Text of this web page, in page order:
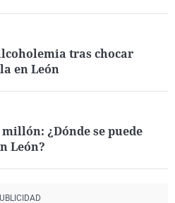
tras chocar
en León
¿Dónde se puede
León?